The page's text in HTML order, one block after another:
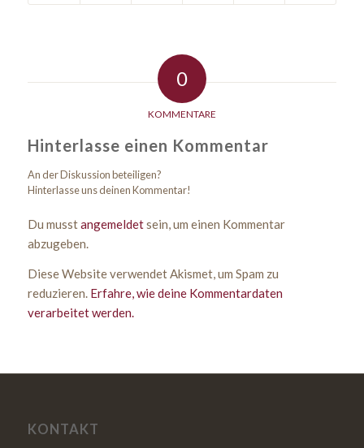
0
KOMMENTARE
Hinterlasse einen Kommentar
An der Diskussion beteiligen?
Hinterlasse uns deinen Kommentar!
Du musstangemeldetsein, um einen Kommentar
abzugeben.
Diese Website verwendet Akismet, um Spam zu
reduzieren. Erfahre, wie deine Kommentardaten
verarbeitet werden.
KONTAKT